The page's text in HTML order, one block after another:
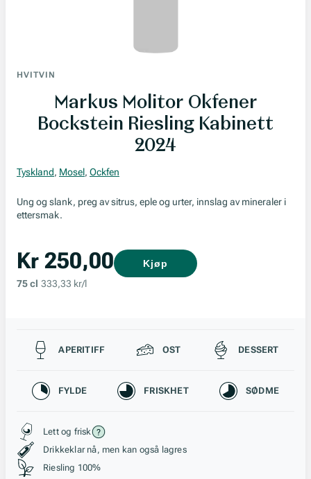
HVITVIN
Markus Molitor Okfener
Bockstein Riesling Kabinett
2024
Tyskland, Mosel, Ockfen
Ung og slank, preg av sitrus, eple og urter, innslag av mineraler i
ettersmak.
Kr 250,00
75 cl 333,33 kr/l
Kjøp
Passer til
APERITIFF OST DESSERT
Karakteristikk
FYLDE FRISKHET SØDME
Stil, lagring og råstoff
Lett og frisk
Drikkeklar nå, men kan også lagres
Riesling 100%